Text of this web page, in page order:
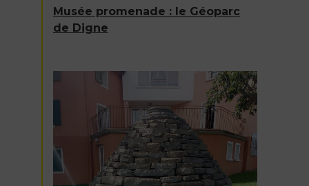
Musée promenade : le Géoparc
de Digne